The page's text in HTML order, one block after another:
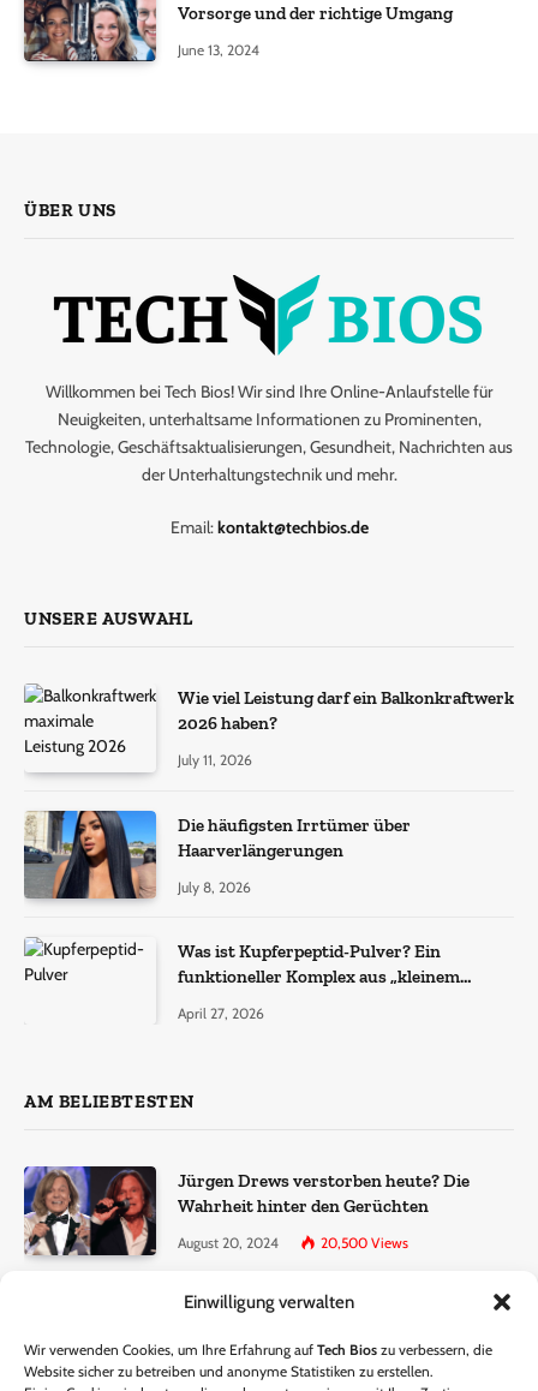
Einwilligung verwalten
Wir verwenden Cookies, um Ihre Erfahrung auf Tech Bios zu verbessern, die
Website sicher zu betreiben und anonyme Statistiken zu erstellen.
Vorsorge und der richtige Umgang
June 13, 2024
ÜBER UNS
Willkommen bei Tech Bios! Wir sind Ihre Online-Anlaufstelle für
Neuigkeiten, unterhaltsame Informationen zu Prominenten,
Technologie, Geschäftsaktualisierungen, Gesundheit, Nachrichten aus
der Unterhaltungstechnik und mehr.
Email:kontakt@techbios.de
UNSERE AUSWAHL
Wie viel Leistung darf ein Balkonkraftwerk
2026 haben?
July 11, 2026
Die häufigsten Irrtümer über
Haarverlängerungen
July 8, 2026
Was ist Kupferpeptid-Pulver? Ein
funktioneller Komplex aus „kleinem
April 27, 2026
AM BELIEBTESTEN
Jürgen Drews verstorben heute? Die
Wahrheit hinter den Gerüchten
August 20, 2024 20,500 Views
Ralf Dammasch Traueranzeige:
June 26, 2024 13,285Views